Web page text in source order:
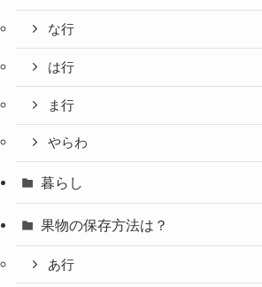
な行
は行
ま行
やらわ
暮らし
果物の保存方法は？
あ行